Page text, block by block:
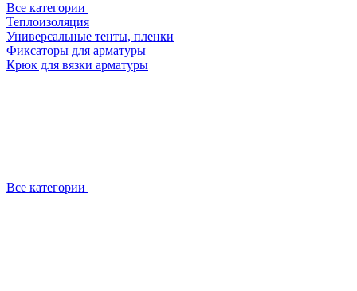
Все категории
Теплоизоляция
Универсальные тенты, пленки
Фиксаторы для арматуры
Крюк для вязки арматуры
Все категории